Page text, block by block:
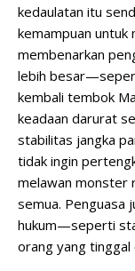
kedaulatan itu
kemampuan untuk
membenarkan
lebih
kembali tembok
keadaan darurat
stabilitas jangka
tidak ingin
melawan monster
semua. Penguasa
hukum—seperti
orang yang